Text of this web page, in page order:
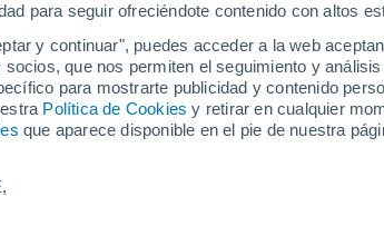
para seguir ofreciéndote contenido con altos
y continuar", puedes acceder a la web
que nos permiten el seguimiento y
para mostrarte publicidad y contenido
Política de Cookies y retirar en cualquier
que aparece disponible en el pie de nuestra
de predicción
PRECIPITACIÓN
ACUMULADA
NIEVE
ACUMULADA
2M